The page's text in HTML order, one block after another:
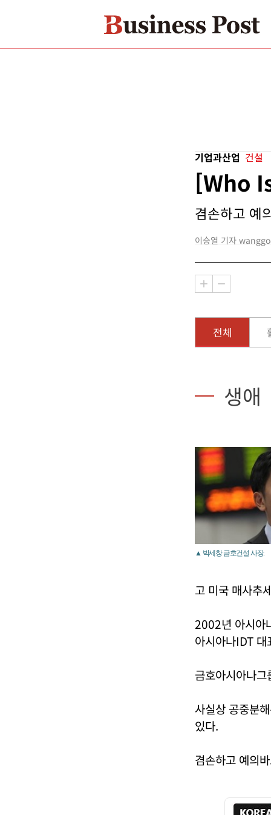
기업과산업 건설
[Who
겸손하고 예
이승열 기자
전체
생애
▲ 박세창 금호건설 사장.
고 미국 매사추
2002년 아시아
아시아나IDT
금호아시아나
사실상 공중분
있다.
겸손하고 예의